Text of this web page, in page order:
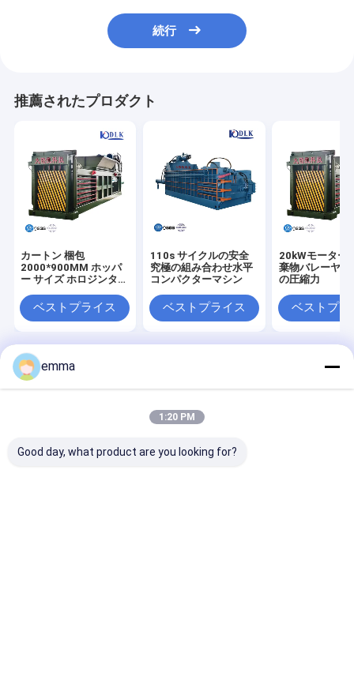
続行
推薦されたプロダクト
カートン 梱包
2000*900MM ホッパ
ー サイズ ホロジンタル
ヤー ストラッピング ワ
イヤー
ベストプライス
110s サイクルの安全
究極の組み合わせ水平
コンパクターマシン
ベストプライス
20kWモーター
棄物バレーヤー
の圧縮力
ベストプラ
ホーム
スクラップベーラー機中国工場.Copyright © 2026 JiangSu
DaLongKai Technology Co., Ltd. All Rights Reserved.
emma
1:20 PM
Good day, what product are you looking for?